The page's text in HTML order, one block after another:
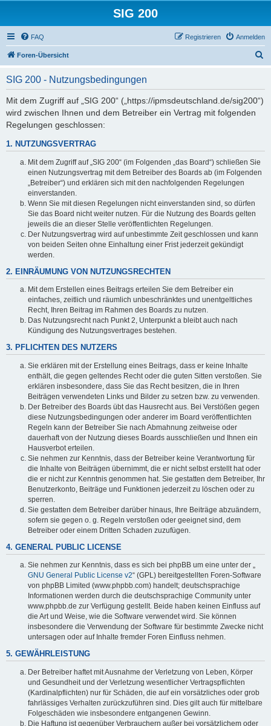
SIG 200
FAQ Anmelden
Registrieren
Foren-Übersicht
SIG 200 - Nutzungsbedingungen
Mit dem Zugriff auf „SIG 200“ („https://ipmsdeutschland.de/sig200“)
wird zwischen Ihnen und dem Betreiber ein Vertrag mit folgenden
Regelungen geschlossen:
1. NUTZUNGSVERTRAG
Mit dem Zugriff auf „SIG 200“ (im Folgenden „das Board“) schließen Sie
einen Nutzungsvertrag mit dem Betreiber des Boards ab (im Folgenden
„Betreiber“) und erklären sich mit den nachfolgenden Regelungen
einverstanden.
Wenn Sie mit diesen Regelungen nicht einverstanden sind, so dürfen
Sie das Board nicht weiter nutzen. Für die Nutzung des Boards gelten
jeweils die an dieser Stelle veröffentlichten Regelungen.
Der Nutzungsvertrag wird auf unbestimmte Zeit geschlossen und kann
von beiden Seiten ohne Einhaltung einer Frist jederzeit gekündigt
werden.
2. EINRÄUMUNG VON NUTZUNGSRECHTEN
Mit dem Erstellen eines Beitrags erteilen Sie dem Betreiber ein
einfaches, zeitlich und räumlich unbeschränktes und unentgeltliches
Recht, Ihren Beitrag im Rahmen des Boards zu nutzen.
Das Nutzungsrecht nach Punkt 2, Unterpunkt a bleibt auch nach
Kündigung des Nutzungsvertrages bestehen.
3. PFLICHTEN DES NUTZERS
Sie erklären mit der Erstellung eines Beitrags, dass er keine Inhalte
enthält, die gegen geltendes Recht oder die guten Sitten verstoßen. Sie
erklären insbesondere, dass Sie das Recht besitzen, die in Ihren
Beiträgen verwendeten Links und Bilder zu setzen bzw. zu verwenden.
Der Betreiber des Boards übt das Hausrecht aus. Bei Verstößen gegen
diese Nutzungsbedingungen oder anderer im Board veröffentlichten
Regeln kann der Betreiber Sie nach Abmahnung zeitweise oder
dauerhaft von der Nutzung dieses Boards ausschließen und Ihnen ein
Hausverbot erteilen.
Sie nehmen zur Kenntnis, dass der Betreiber keine Verantwortung für
die Inhalte von Beiträgen übernimmt, die er nicht selbst erstellt hat oder
die er nicht zur Kenntnis genommen hat. Sie gestatten dem Betreiber, Ihr
Benutzerkonto, Beiträge und Funktionen jederzeit zu löschen oder zu
sperren.
Sie gestatten dem Betreiber darüber hinaus, Ihre Beiträge abzuändern,
sofern sie gegen o. g. Regeln verstoßen oder geeignet sind, dem
Betreiber oder einem Dritten Schaden zuzufügen.
4. GENERAL PUBLIC LICENSE
Sie nehmen zur Kenntnis, dass es sich bei phpBB um eine unter der „
GNU General Public License v2“ (GPL) bereitgestellten Foren-Software
von phpBB Limited (www.phpbb.com) handelt; deutschsprachige
Informationen werden durch die deutschsprachige Community unter
www.phpbb.de zur Verfügung gestellt. Beide haben keinen Einfluss auf
die Art und Weise, wie die Software verwendet wird. Sie können
insbesondere die Verwendung der Software für bestimmte Zwecke nicht
untersagen oder auf Inhalte fremder Foren Einfluss nehmen.
5. GEWÄHRLEISTUNG
Der Betreiber haftet mit Ausnahme der Verletzung von Leben, Körper
und Gesundheit und der Verletzung wesentlicher Vertragspflichten
(Kardinalpflichten) nur für Schäden, die auf ein vorsätzliches oder grob
fahrlässiges Verhalten zurückzuführen sind. Dies gilt auch für mittelbare
Folgeschäden wie insbesondere entgangenen Gewinn.
Die Haftung ist gegenüber Verbrauchern außer bei vorsätzlichem oder